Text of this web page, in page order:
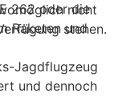
262 oder die
Raketen und
Jagdflugzeug
und dennoch
nicht
stehen.